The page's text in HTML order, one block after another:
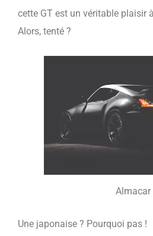
cette GT est un véritable plaisir
Alors, tenté ?
Almacar
Une japonaise ? Pourquoi pas !